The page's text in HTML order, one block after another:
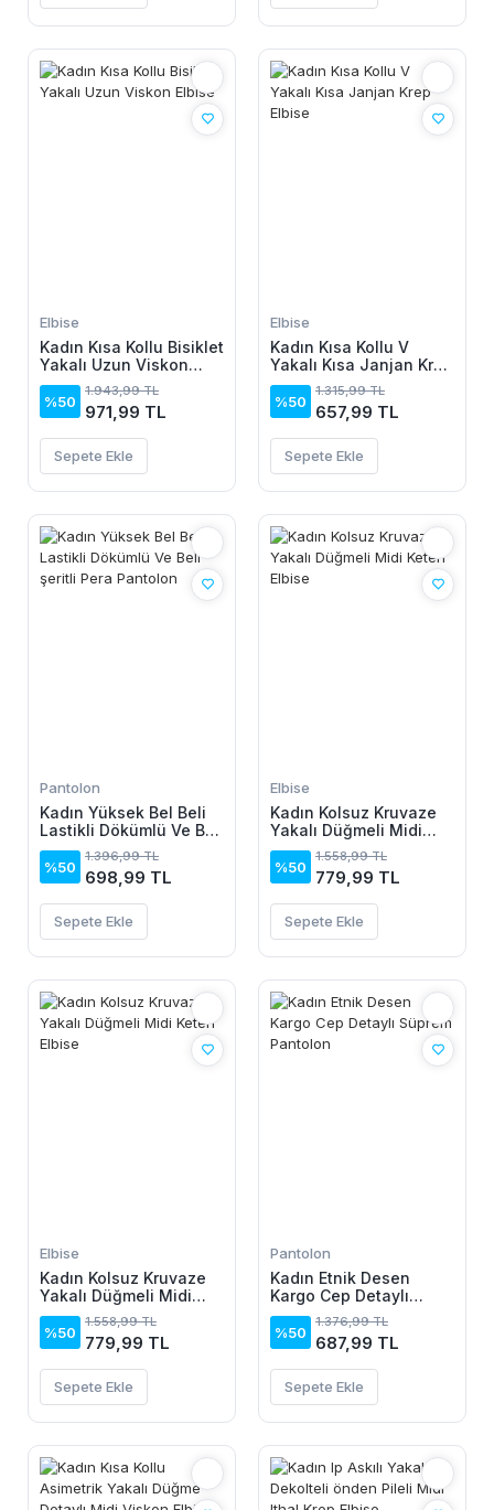
Elbise
Kadın Kısa Kollu Bisiklet
Yakalı Uzun Viskon
Elbise
%50
1.943,99 TL
971,99 TL
Sepete Ekle
Elbise
Kadın Kısa Kollu V
Yakalı Kısa Janjan Krep
Elbise
%50
1.315,99 TL
657,99 TL
Sepete Ekle
Pantolon
Kadın Yüksek Bel Beli
Lastikli Dökümlü Ve Beli
şeritli Pera Pantolon
%50
1.396,99 TL
698,99 TL
Sepete Ekle
Elbise
Kadın Kolsuz Kruvaze
Yakalı Düğmeli Midi
Keten Elbise
%50
1.558,99 TL
779,99 TL
Sepete Ekle
Elbise
Kadın Kolsuz Kruvaze
Yakalı Düğmeli Midi
Keten Elbise
%50
1.558,99 TL
779,99 TL
Sepete Ekle
Pantolon
Kadın Etnik Desen
Kargo Cep Detaylı
Süprem Pantolon
%50
1.376,99 TL
687,99 TL
Sepete Ekle